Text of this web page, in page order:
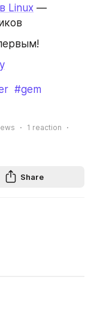
Linux —
#gem
1 reaction
Share